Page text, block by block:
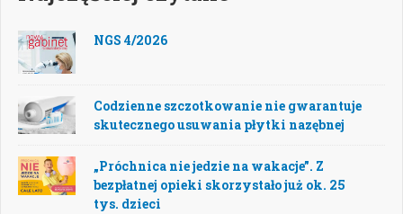
NGS 4/2026
Codzienne szczotkowanie nie gwarantuje
skutecznego usuwania płytki nazębnej
„Próchnica nie jedzie na wakacje”. Z
bezpłatnej opieki skorzystało już ok. 25
tys. dzieci